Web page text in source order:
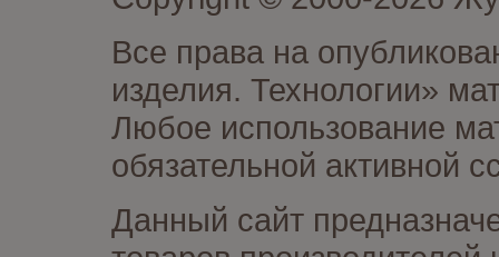
Все права на
изделия. Технологии»
Любое использование
обязательной активной
Данный сайт